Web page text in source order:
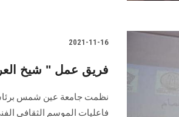
2021-11-16
فريق عمل " شيخ
نظمت جامعة عين شمس
فاعليات الموسم الثقافي